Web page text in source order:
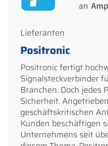
Lieferanten
Positronic
Positronic fertigt
Signalsteckverbinder
Branchen. Doch jedes
Sicherheit.
geschäftskritischen
Kunden beschäftigen
Unternehmens seit